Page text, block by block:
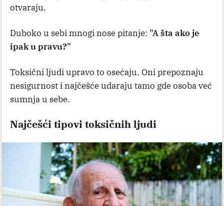
otvaraju.
Duboko u sebi mnogi nose pitanje: "A šta ako je
ipak u pravu?"
Toksični ljudi upravo to osećaju. Oni prepoznaju
nesigurnost i najčešće udaraju tamo gde osoba već
sumnja u sebe.
Najčešći tipovi toksičnih ljudi